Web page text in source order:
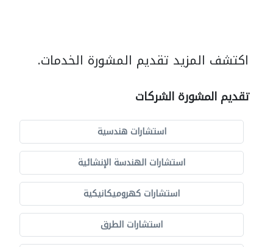
اكتشف المزيد تقديم المشورة الخدمات.
تقديم المشورة الشركات
استشارات هندسية
استشارات الهندسة الإنشائية
استشارات كهروميكانيكية
استشارات الطرق